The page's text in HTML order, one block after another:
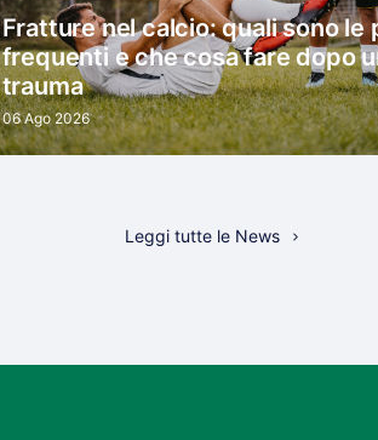
Fratture nel calcio: quali sono le
frequenti e che cosa fare dopo
trauma
06 Ago 2026
Leggi tutte le News